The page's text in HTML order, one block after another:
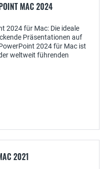
MAC 2024
2024 für Mac: Die ideale
Präsentationen auf
2024 für Mac ist
weltweit führenden
2021